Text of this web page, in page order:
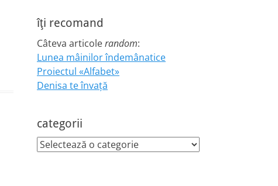
îţi recomand
Câteva articolerandom:
Lunea mâinilor îndemânatice
Proiectul «Alfabet»
Denisa te învaţă
categorii
categorii